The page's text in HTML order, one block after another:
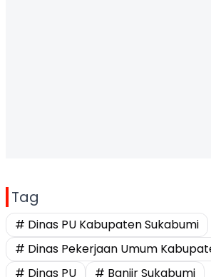
Tag
# Dinas PU Kabupaten Sukabumi
# Dinas Pekerjaan Umum
# Dinas PU
# Banjir Sukabumi